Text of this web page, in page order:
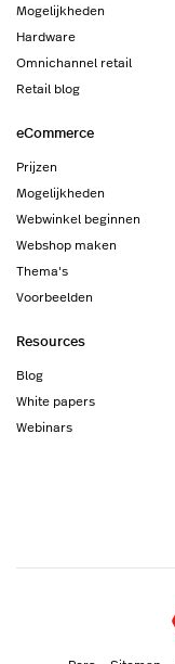
Mogelijkheden
Hardware
Omnichannel retail
Retail blog
eCommerce
Prijzen
Mogelijkheden
Webwinkel beginnen
Webshop maken
Thema's
Voorbeelden
Resources
Blog
White papers
Webinars